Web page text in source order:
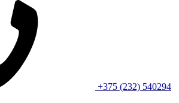
+375 (232) 540294